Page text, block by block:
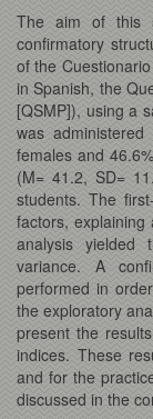
The aim of this
confirmatory
of the
in Spanish, the
[QSMP]), using a
was
females and
(M= 41.2, SD=
students. The
factors,
analysis yielded
variance. A
performed in
the exploratory
present the
indices. These
and for the
discussed in the